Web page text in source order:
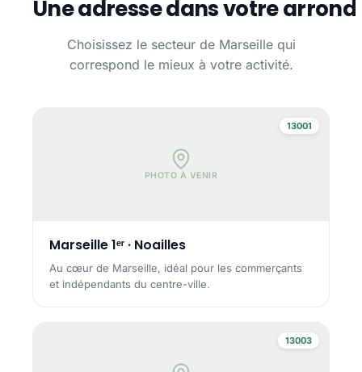
Une adresse dans votre
Choisissez le secteur de Marseille qui
correspond le mieux à votre activité.
PHOTO À VENIR
13001
Marseille 1ᵉʳ · Noailles
Au cœur de Marseille, idéal pour les commerçants
et indépendants du centre-ville.
13003